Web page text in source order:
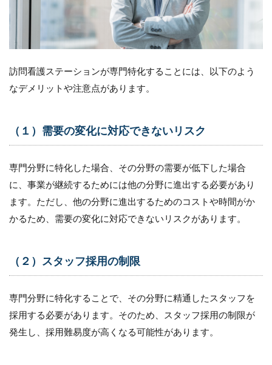
訪問看護ステーションが専門特化することには、以下のよう
なデメリットや注意点があります。
（１）需要の変化に対応できないリスク
専門分野に特化した場合、その分野の需要が低下した場合
に、事業が継続するためには他の分野に進出する必要があり
ます。ただし、他の分野に進出するためのコストや時間がか
かるため、需要の変化に対応できないリスクがあります。
（２）スタッフ採用の制限
専門分野に特化することで、その分野に精通したスタッフを
採用する必要があります。そのため、スタッフ採用の制限が
発生し、採用難易度が高くなる可能性があります。